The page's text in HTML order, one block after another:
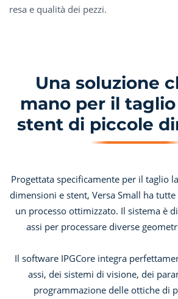
resa e qualità dei pezzi.
Una soluzione
mano per il
stent di piccole
Progettata specificamente per il taglio
dimensioni e stent, Versa Small ha
un processo ottimizzato. Il sistema è
assi per processare diverse
Il software IPGCore integra
assi, dei sistemi di visione, dei
programmazione delle ottiche di